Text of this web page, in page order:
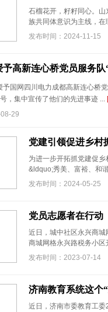
石榴花开，籽籽同心。
族共同体意识为主线，
发布时间：2024-11-15
高新连心桥党员服务队
予国网四川电力成都高新连心桥
，集中宣传了他们的先进事迹 ...
29
党建引领促进乡村
为进一步开拓抓党建促
&ldquo;秀美、富裕、和
发布时间：2024-05-25
党员志愿者在行动
近日，城中社区永兴商
商城网格永兴路税务小
发布时间：2023-07-14
济南教育系统这个
近日，济南市委教育工